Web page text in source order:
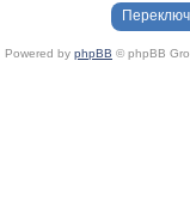
Powered by phpBB © phpBB